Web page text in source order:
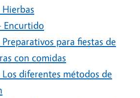
Encurtido
Preparativos para fiestas de
con comidas
diferentes métodos de